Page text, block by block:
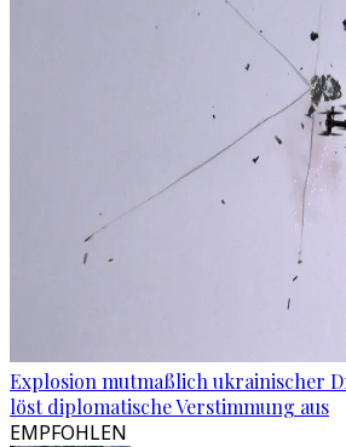
Explosion mutmaßlich ukrainischer
löst diplomatische Verstimmung aus
EMPFOHLEN